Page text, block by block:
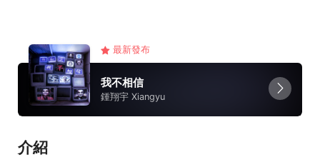
最新發布
我不相信
鍾翔宇 Xiangyu
介紹